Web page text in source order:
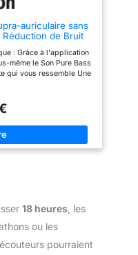
portable ou que vous
appel téléphonique, le son sera
automatiquement lu depuis
besoin. APPLICATION POUR
L'ÉGALISEUR :
téléchargez l'application
22 préréglages ou de
pouvez également basculer
entre 3 modes : ANC, Normal et
et vous détendre
conscient des sons
environnants : entendre les
annonces des transports,
traverser la route ou simplement
auriculaire sans
de Bruit
: Grâce à l'application
même le Son Pure Bass
qui vous ressemble Une
supplémentaires
la batterie en 2 h
: La Réduction de
qui vous entourent
en avant les sons
inégalé : Le JBL Tune
moment Contenu de la
FAQ
18 heures , les
ou les
pourraient